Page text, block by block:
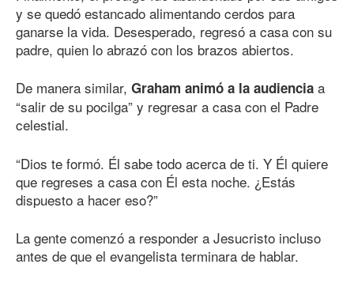
y se quedó estancado alimentando cerdos para
ganarse la vida. Desesperado, regresó a casa con su
padre, quien lo abrazó con los brazos abiertos.
De manera similar, Graham animó a la audiencia a
“salir de su pocilga” y regresar a casa con el Padre
celestial.
“Dios te formó. Él sabe todo acerca de ti. Y Él quiere
que regreses a casa con Él esta noche. ¿Estás
dispuesto a hacer eso?”
La gente comenzó a responder a Jesucristo incluso
antes de que el evangelista terminara de hablar.